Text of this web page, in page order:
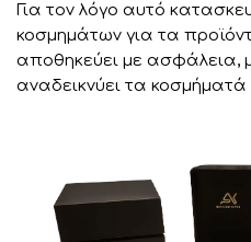
Για τον λόγο αυτό
κοσμημάτων για τα
αποθηκεύει με ασφάλεια,
αναδεικνύει τα κοσμήματά